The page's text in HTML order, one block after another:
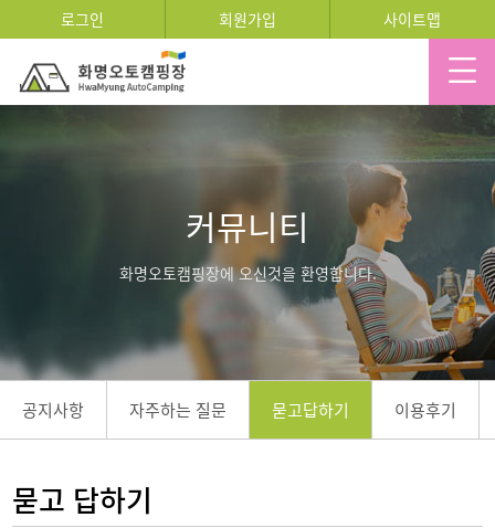
로그인 회원가입 사이트맵
커뮤니티
화명오토캠핑장에 오신것을 환영합니다.
공지사항 자주하는 질문 묻고답하기 이용후기
묻고 답하기